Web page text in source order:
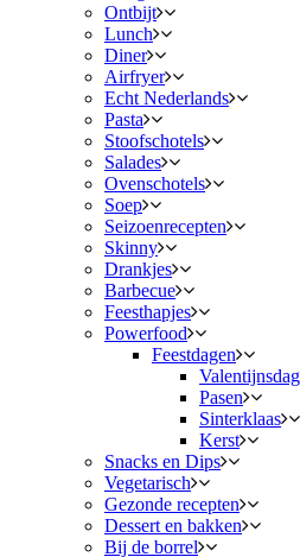
Ontbijt
Lunch
Diner
Airfryer
Echt Nederlands
Pasta
Stoofschotels
Salades
Ovenschotels
Soep
Seizoenrecepten
Skinny
Drankjes
Barbecue
Feesthapjes
Powerfood
Feestdagen
Valentijnsdag
Pasen
Sinterklaas
Kerst
Snacks en Dips
Vegetarisch
Gezonde recepten
Dessert en bakken
Bij de borrel